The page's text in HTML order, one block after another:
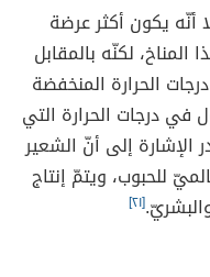
أنّه يكون أكثر عرضة
لكنّه بالمقابل
الحرارة المنخفضة
درجات الحرارة التي
الإشارة إلى أنّ الشعير
للحبوب، ويتمّ إنتاج
[٢١]